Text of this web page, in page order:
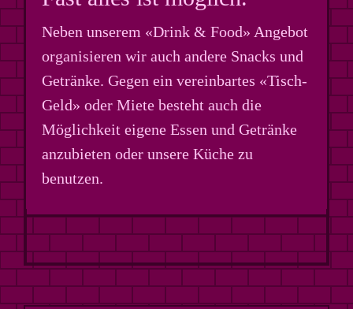
Neben unserem «Drink & Food» Angebot
organisieren wir auch andere Snacks und
Getränke. Gegen ein vereinbartes «Tisch-
Geld» oder Miete besteht auch die
Möglichkeit eigene Essen und Getränke
anzubieten oder unsere Küche zu
benutzen.